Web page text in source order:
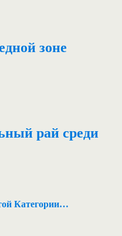
зоне
рай среди
Категории…